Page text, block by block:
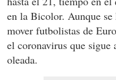
en la Bicolor. Aunque
mover futbolistas de
el coronavirus que sigue
oleada.